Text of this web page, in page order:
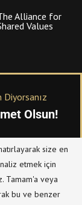
Alliance for
Values
Diyorsanız
Olsun!
bağışta
size en
etmek için
Tamam'a veya
bu ve benzer